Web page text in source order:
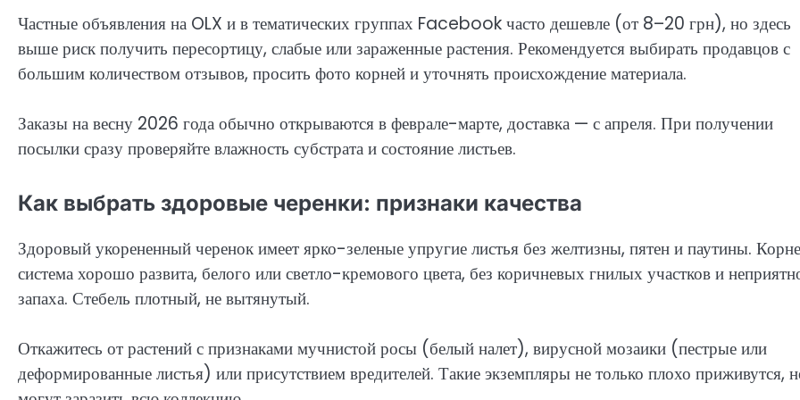
Частные объявления на OLX и в тематических группах Facebook часто дешевле (от 8–20 грн), но здесь
выше риск получить пересортицу, слабые или зараженные растения. Рекомендуется выбирать продавцов с
большим количеством отзывов, просить фото корней и уточнять происхождение материала.
Заказы на весну 2026 года обычно открываются в феврале-марте, доставка — с апреля. При получении
посылки сразу проверяйте влажность субстрата и состояние листьев.
Как выбрать здоровые черенки: признаки качества
Здоровый укорененный черенок имеет ярко-зеленые упругие листья без желтизны, пятен и паутины.
система хорошо развита, белого или светло-кремового цвета, без коричневых гнилых участков и
запаха. Стебель плотный, не вытянутый.
Откажитесь от растений с признаками мучнистой росы (белый налет), вирусной мозаики (пестрые или
деформированные листья) или присутствием вредителей. Такие экземпляры не только плохо приживутся,